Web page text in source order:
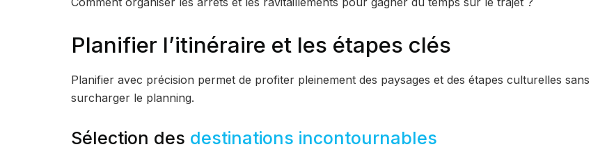
Planifier l’itinéraire et les étapes clés
Planifier avec précision permet de profiter pleinement des paysages et des étapes culturelles sans
surcharger le planning.
Sélection des destinations incontournables